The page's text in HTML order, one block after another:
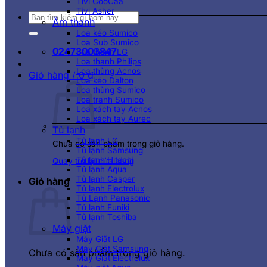
Tìm
kiếm:
02473003847
Giỏ hàng /0₫
Chưa có sản phẩm trong giỏ hàng.
Quay trở lại cửa hàng
Giỏ hàng
Chưa có sản phẩm trong giỏ hàng.
Tivi Asher
Âm thanh
Loa kéo Sumico
Loa Sub Sumico
Loa thanh LG
Loa thanh Philips
Loa thùng Acnos
Loa kéo Dalton
Loa thùng Sumico
Loa tranh Sumico
Loa xách tay Acnos
Loa xách tay Aurec
Tủ lạnh
Tủ lạnh LG
Tủ lạnh Samsung
Tủ lạnh Hitachi
Tủ lạnh Aqua
Tủ lạnh Casper
Tủ lạnh Electrolux
Tủ Lạnh Panasonic
Tủ lạnh Funiki
Tủ lạnh Toshiba
Máy giặt
Máy Giặt LG
Máy Giặt Samsung
Máy Giặt Electrolux